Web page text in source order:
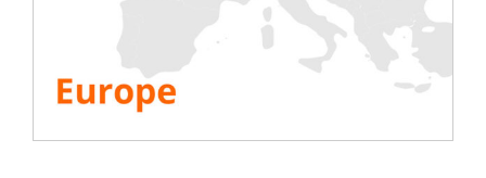
Scoprite la nostra
gamma di loadbank
SMART ad alta potenza
dedicati al test delle sale
utilizzate da GAFAM (sale
dati hyperscaler).